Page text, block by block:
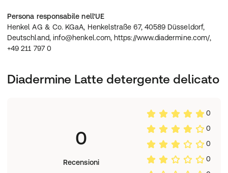
Persona responsabile nell'UE
Henkel AG & Co. KGaA, Henkelstraße 67, 40589 Düsseldorf,
Deutschland, info@henkel.com, https://www.diadermine.com/,
+49 211 797 0
Diadermine Latte detergente delicato
0
Recensioni
0
0
0
0